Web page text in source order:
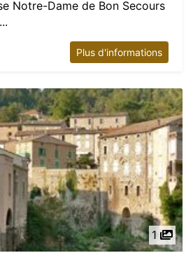
Notre-Dame de Bon Secours
Plus d'informations
1